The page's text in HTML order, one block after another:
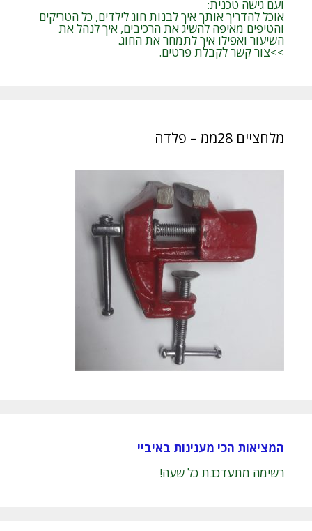
ועם גישה טכנית:
אוכל להדריך אותך איך לבנות חוג לילדים, כל הטריקים
והטיפים מאיפה להשיג את הרכיבים, איך לנהל את
השיעור ואפילו איך לתמחר את החוג.
>>צור קשר לקבלת פרטים.
מלחציים 28ממ – פלדה
המציאות הכי מענינות באיביי
רשימה מתעדכנת כל שעה!